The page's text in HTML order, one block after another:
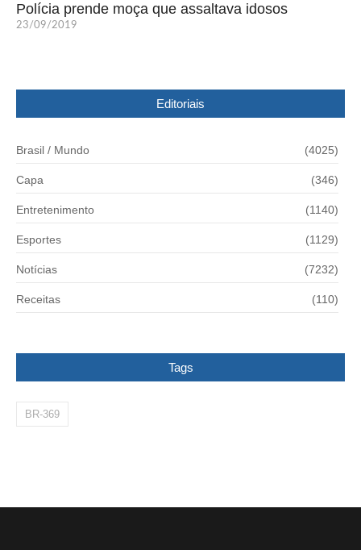
Polícia prende moça que assaltava idosos
23/09/2019
Editoriais
Brasil / Mundo (4025)
Capa (346)
Entretenimento (1140)
Esportes (1129)
Notícias (7232)
Receitas (110)
Tags
BR-369